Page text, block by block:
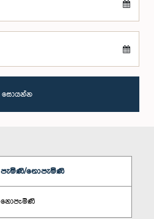
සොයන්න
පැමිණි/නොපැමිණි
නොපැමිණි